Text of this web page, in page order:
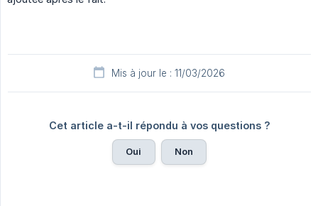
Mis à jour le : 11/03/2026
Cet article a-t-il répondu à vos questions ?
Oui Non